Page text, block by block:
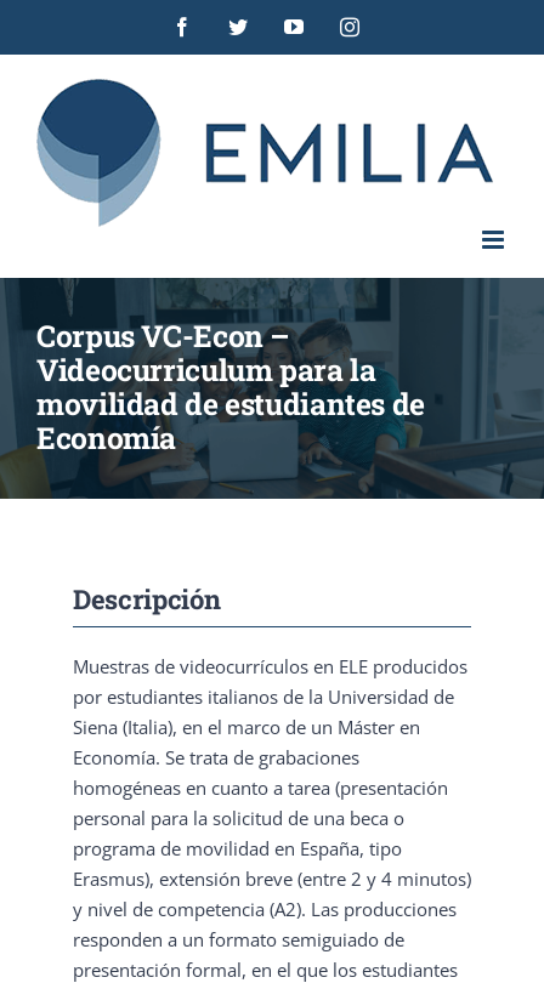
FacebookTwitterYouTubeInstagram
Corpus VC-Econ –
Videocurriculum para la
movilidad de estudiantes de
Economía
Descripción
Muestras de videocurrículos en ELE producidos
por estudiantes italianos de la Universidad de
Siena (Italia), en el marco de un Máster en
Economía. Se trata de grabaciones
homogéneas en cuanto a tarea (presentación
personal para la solicitud de una beca o
programa de movilidad en España, tipo
Erasmus), extensión breve (entre 2 y 4 minutos)
y nivel de competencia (A2). Las producciones
responden a un formato semiguiado de
presentación formal, en el que los estudiantes